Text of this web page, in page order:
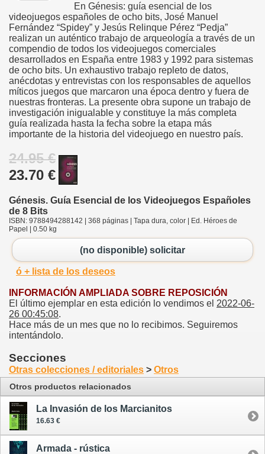
En Génesis: guía esencial de los
videojuegos españoles de ocho bits, José Manuel
Fernández “Spidey” y Jesús Relinque Pérez “Pedja”
realizan un auténtico trabajo de arqueología a través de un
compendio de todos los videojuegos comerciales
desarrollados en España entre 1983 y 1992 para sistemas
de ocho bits. Un exhaustivo trabajo repleto de datos,
anécdotas y entrevistas con los responsables de aquellos
míticos juegos que marcaron una época dentro y fuera de
nuestras fronteras. La presente obra supone un trabajo de
investigación inigualable y constituye la más completa
guía realizada hasta la fecha sobre la etapa más
importante de la historia del videojuego en nuestro país.
24.95 €
23.70 €
Génesis. Guía Esencial de los Videojuegos Españoles
de 8 Bits
ISBN: 9788494288142 | 368 páginas | Tapa dura, color | Ed. Héroes de
Papel | 0.50 kg
(no disponible) solicitar
ó + lista de los deseos
INFORMACIÓN AMPLIADA SOBRE REPOSICIÓN
El último ejemplar en esta edición lo vendimos el 2022-06-
26 00:45:08.
Hace más de un mes que no lo recibimos. Seguiremos
intentándolo.
Secciones
Otras colecciones / editoriales > Otros
Otros productos relacionados
La Invasión de los Marcianitos
16.63 €
Armada - rústica